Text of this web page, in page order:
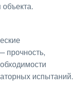
прочность,
испытаний.